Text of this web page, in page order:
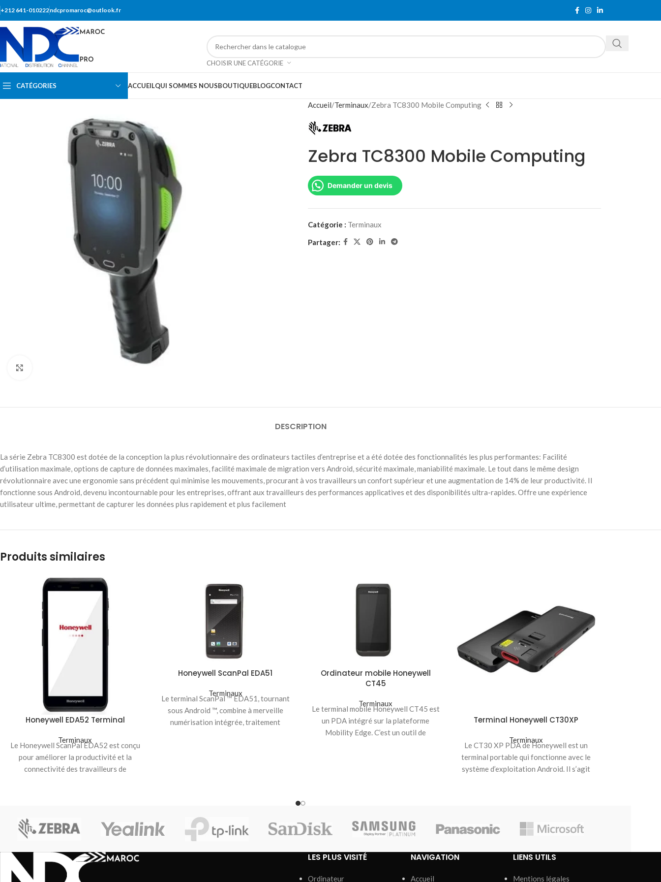
+212 641-010222ndcpromaroc@outlook.fr
CHOISIR UNE CATÉGORIE
CATÉGORIES ACCUEILQUI SOMMES NOUSBOUTIQUEBLOGCONTACT
Accueil Terminaux Zebra TC8300 Mobile Computing
Zebra TC8300 Mobile Computing
Demander un devis
Catégorie : Terminaux
Partager:
DESCRIPTION
La série Zebra TC8300 est dotée de la conception la plus révolutionnaire des ordinateurs tactiles d’entreprise et a été dotée des fonctionnalités les plus performantes: Facilité
d’utilisation maximale, options de capture de données maximales, facilité maximale de migration vers Android, sécurité maximale, maniabilité maximale. Le tout dans le même design
révolutionnaire avec une ergonomie sans précédent qui minimise les mouvements, procurant à vos travailleurs un confort supérieur et une augmentation de 14% de leur productivité. Il
fonctionne sous Android, devenu incontournable pour les entreprises, offrant aux travailleurs des performances applicatives et des disponibilités ultra-rapides. Offre une expérience
utilisateur ultime, permettant de capturer les données plus rapidement et plus facilement
Produits similaires
Honeywell EDA52 Terminal
Terminaux
Le Honeywell ScanPal EDA52 est conçu
pour améliorer la productivité et la
connectivité des travailleurs de
Honeywell ScanPal EDA51
Terminaux
Le terminal ScanPal ™ EDA51, tournant
sous Android ™, combine à merveille
numérisation intégrée, traitement
Ordinateur mobile Honeywell
CT45
Terminaux
Le terminal mobile Honeywell CT45 est
un PDA intégré sur la plateforme
Mobility Edge. C’est un outil de
Terminal Honeywell CT30XP
Terminaux
Le CT30 XP PDA de Honeywell est un
terminal portable qui fonctionne avec le
système d’exploitation Android. Il s’agit
LES PLUS VISITÉ
Ordinateur
NAVIGATION
Accueil
LIENS UTILS
Mentions légales